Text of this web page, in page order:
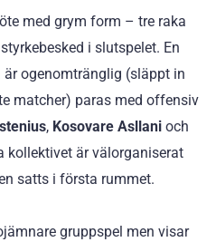
med grym form – tre raka
i slutspelet. En
ogenomtränglig (släppt in
matcher) paras med offensiv
, Kosovare Asllani och
kollektivet är välorganiserat
satts i första rummet.
gruppspel men visar